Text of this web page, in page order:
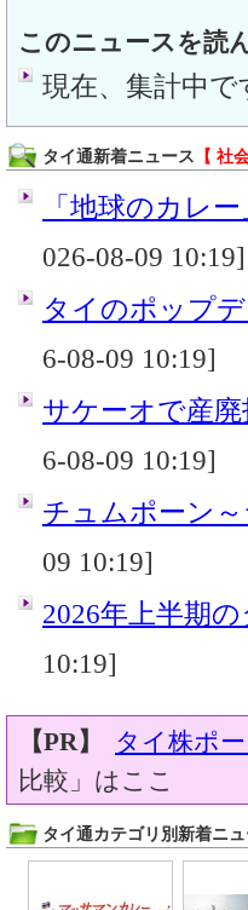
このニュースを読
現在、集計中で
タイ通新着ニュース 【 社
「地球のカレ
026-08-09 10:19]
タイのポップ
6-08-09 10:19]
サケーオで産
6-08-09 10:19]
チュムポーン
09 10:19]
2026年上半期
10:19]
【PR】 タイ株ポ
比較」はここ
タイ通カテゴリ別新着ニュ